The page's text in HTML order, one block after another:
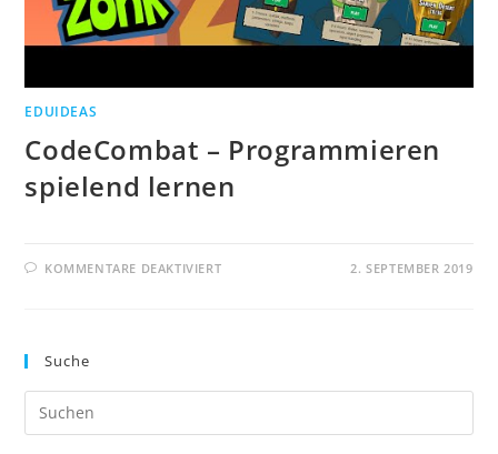
EDUIDEAS
CodeCombat – Programmieren
spielend lernen
KOMMENTARE DEAKTIVIERTFÜR 2. SEPTEMBER 2019
Suche